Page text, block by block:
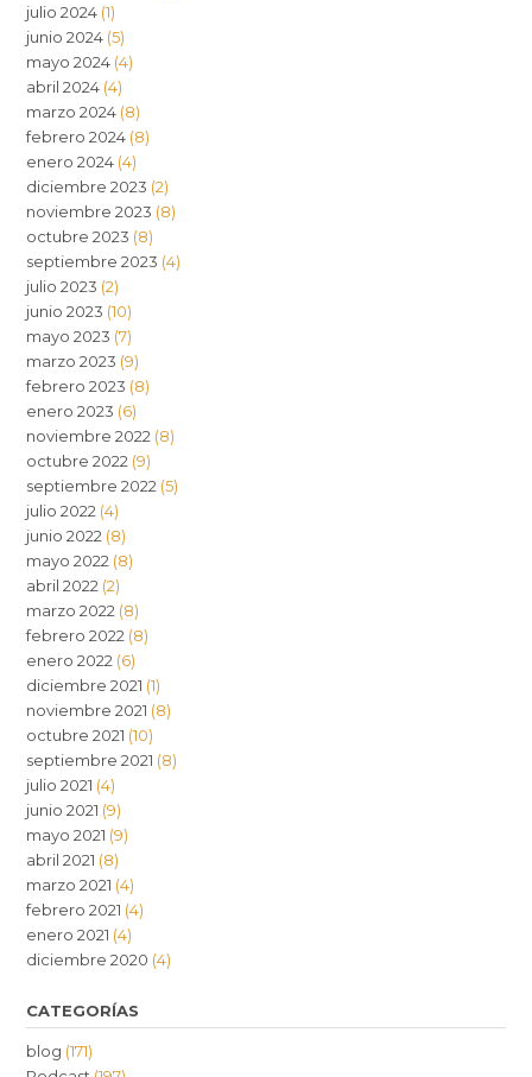
julio 2024 (1)
junio 2024 (5)
mayo 2024 (4)
abril 2024 (4)
marzo 2024 (8)
febrero 2024 (8)
enero 2024 (4)
diciembre 2023 (2)
noviembre 2023 (8)
octubre 2023 (8)
septiembre 2023 (4)
julio 2023 (2)
junio 2023 (10)
mayo 2023 (7)
marzo 2023 (9)
febrero 2023 (8)
enero 2023 (6)
noviembre 2022 (8)
octubre 2022 (9)
septiembre 2022 (5)
julio 2022 (4)
junio 2022 (8)
mayo 2022 (8)
abril 2022 (2)
marzo 2022 (8)
febrero 2022 (8)
enero 2022 (6)
diciembre 2021 (1)
noviembre 2021 (8)
octubre 2021 (10)
septiembre 2021 (8)
julio 2021 (4)
junio 2021 (9)
mayo 2021 (9)
abril 2021 (8)
marzo 2021 (4)
febrero 2021 (4)
enero 2021 (4)
diciembre 2020 (4)
CATEGORÍAS
blog (171)